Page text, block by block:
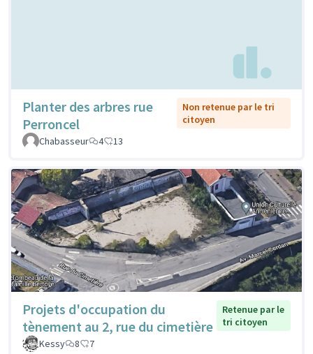
Planter des arbres rue
Perroncel
Non retenue par le tri
citoyen
Chabasseur
4 13
Projets d'occupation du
tènement au 2, rue du cimetière
Retenue par le
tri citoyen
Kessy
8 7